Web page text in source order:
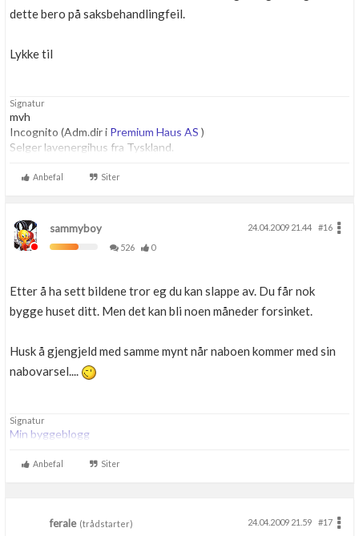
dette bero på saksbehandlingfeil.
Lykke til
Signatur
mvh
Incognito (Adm.dir i Premium Haus AS )
Selger lavenergihus fra Tyskland.
Anbefal Siter
sammyboy 24.04.2009 21.44
#16
526
0
Etter å ha sett bildene tror eg du kan slappe av. Du får nok
bygge huset ditt. Men det kan bli noen måneder forsinket.
Husk å gjengjeld med samme mynt når naboen kommer med sin
nabovarsel....
Signatur
Min byggeblogg
Anbefal Siter
ferale(trådstarter) 24.04.2009 21.59
#17